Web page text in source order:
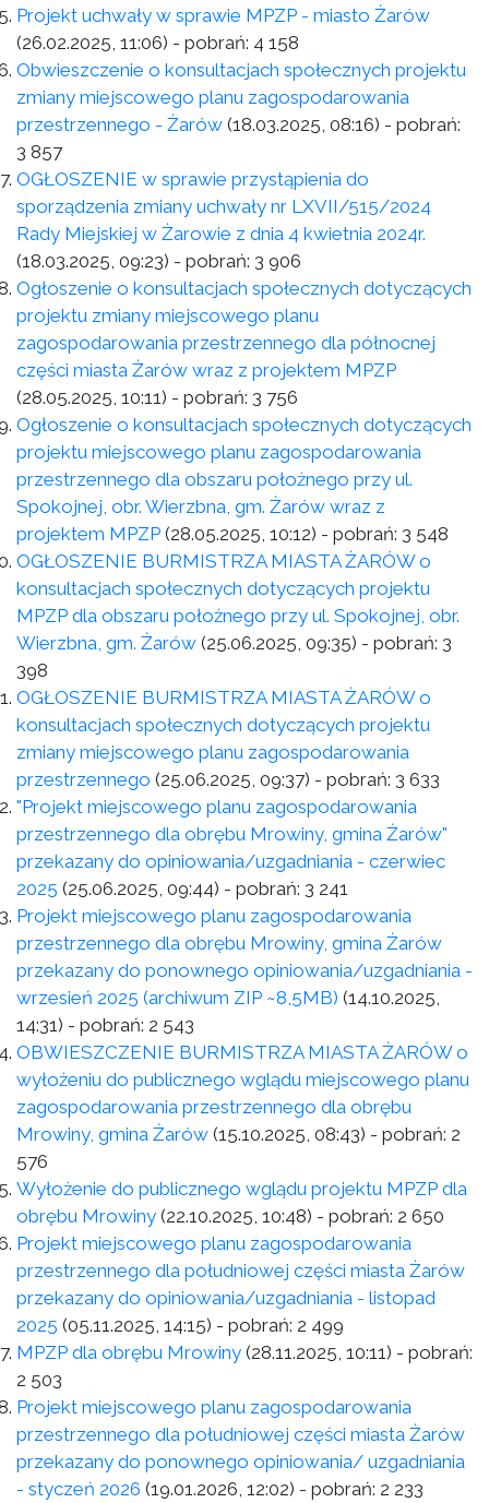
Projekt uchwały w sprawie MPZP - miasto Żarów
(26.02.2025, 11:06) - pobrań: 4 158
Obwieszczenie o konsultacjach społecznych projektu
zmiany miejscowego planu zagospodarowania
przestrzennego - Żarów (18.03.2025, 08:16) - pobrań:
3 857
OGŁOSZENIE w sprawie przystąpienia do
sporządzenia zmiany uchwały nr LXVII/515/2024
Rady Miejskiej w Żarowie z dnia 4 kwietnia 2024r.
(18.03.2025, 09:23) - pobrań: 3 906
Ogłoszenie o konsultacjach społecznych dotyczących
projektu zmiany miejscowego planu
zagospodarowania przestrzennego dla północnej
części miasta Żarów wraz z projektem MPZP
(28.05.2025, 10:11) - pobrań: 3 756
Ogłoszenie o konsultacjach społecznych dotyczących
projektu miejscowego planu zagospodarowania
przestrzennego dla obszaru położnego przy ul.
Spokojnej, obr. Wierzbna, gm. Żarów wraz z
projektem MPZP (28.05.2025, 10:12) - pobrań: 3 548
OGŁOSZENIE BURMISTRZA MIASTA ŻARÓW o
konsultacjach społecznych dotyczących projektu
MPZP dla obszaru położnego przy ul. Spokojnej, obr.
Wierzbna, gm. Żarów (25.06.2025, 09:35) - pobrań: 3
398
OGŁOSZENIE BURMISTRZA MIASTA ŻARÓW o
konsultacjach społecznych dotyczących projektu
zmiany miejscowego planu zagospodarowania
przestrzennego (25.06.2025, 09:37) - pobrań: 3 633
"Projekt miejscowego planu zagospodarowania
przestrzennego dla obrębu Mrowiny, gmina Żarów"
przekazany do opiniowania/uzgadniania - czerwiec
2025 (25.06.2025, 09:44) - pobrań: 3 241
Projekt miejscowego planu zagospodarowania
przestrzennego dla obrębu Mrowiny, gmina Żarów
przekazany do ponownego opiniowania/uzgadniania -
wrzesień 2025 (archiwum ZIP ~8,5MB) (14.10.2025,
14:31) - pobrań: 2 543
OBWIESZCZENIE BURMISTRZA MIASTA ŻARÓW o
wyłożeniu do publicznego wglądu miejscowego planu
zagospodarowania przestrzennego dla obrębu
Mrowiny, gmina Żarów (15.10.2025, 08:43) - pobrań: 2
576
Wyłożenie do publicznego wglądu projektu MPZP dla
obrębu Mrowiny (22.10.2025, 10:48) - pobrań: 2 650
Projekt miejscowego planu zagospodarowania
przestrzennego dla południowej części miasta Żarów
przekazany do opiniowania/uzgadniania - listopad
2025 (05.11.2025, 14:15) - pobrań: 2 499
MPZP dla obrębu Mrowiny (28.11.2025, 10:11) - pobrań:
2 503
Projekt miejscowego planu zagospodarowania
przestrzennego dla południowej części miasta Żarów
przekazany do ponownego opiniowania/ uzgadniania
- styczeń 2026 (19.01.2026, 12:02) - pobrań: 2 233